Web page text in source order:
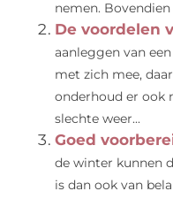
nemen.
De voordelen
aanleggen van
met zich mee,
onderhoud er ook
slechte weer...
Goed
de winter kunnen
is dan ook van